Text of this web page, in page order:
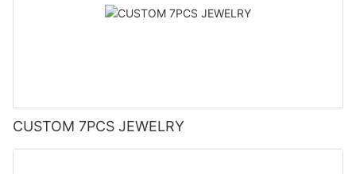
CUSTOM 7PCS JEWELRY